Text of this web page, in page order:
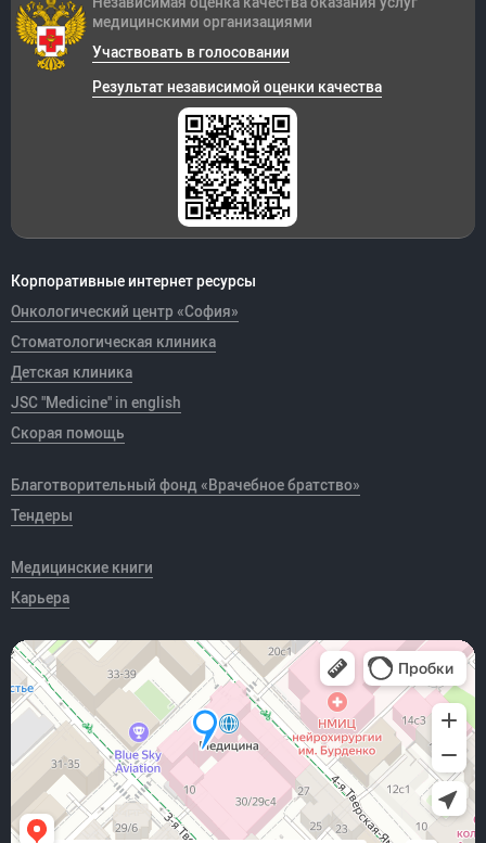
Корпоративные интернет ресурсы
Онкологический центр «София»
Стоматологическая клиника
Детская клиника
JSC "Medicine" in english
Скорая помощь
Благотворительный фонд «Врачебное братство»
Тендеры
Медицинские книги
Карьера
медицинскими организациями
Участвовать в голосовании
Результат независимой оценки качества